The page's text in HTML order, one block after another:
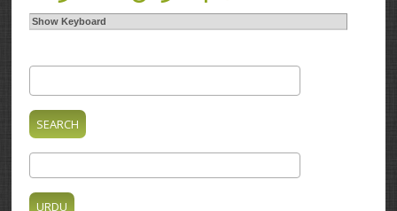
Show Keyboard